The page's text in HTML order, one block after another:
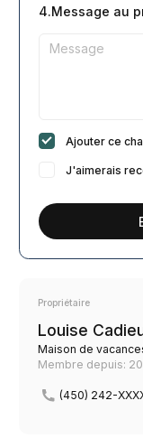
Propriétaire
Louise
Maison de
Membre depuis:
(450) 242-
4.Message au
Ajouter ce
J'aimerais